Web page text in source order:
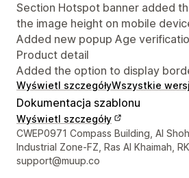
Section Hotspot banner added
the image height on mobile
Added new popup Age
Product detail
Added the option to display
Wyświetl szczegółyWszystkie
Dokumentacja szablonu
Wyświetl szczegóły
Dane kontaktowe projektanta
CWEP0971 Compass Building, Al
Industrial Zone-FZ, Ras Al Khaimah,
support@muup.co